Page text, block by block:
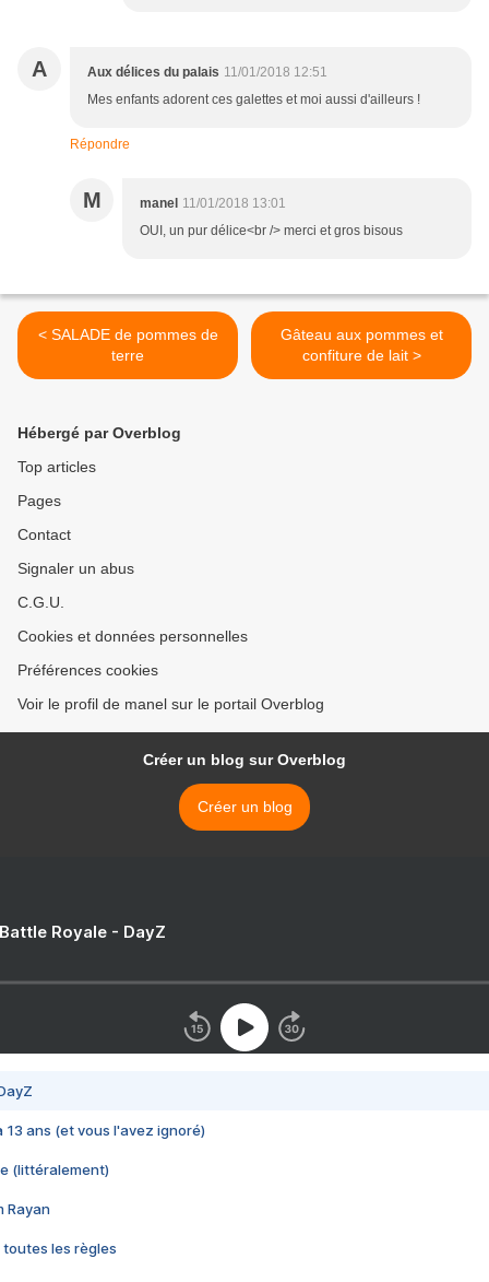
A Aux délices du palais 11/01/2018 12:51
Mes enfants adorent ces galettes et moi aussi d'ailleurs !
Répondre
M manel 11/01/2018 13:01
OUI, un pur délice<br /> merci et gros bisous
< SALADE de pommes de
terre
Gâteau aux pommes et
confiture de lait >
Hébergé par Overblog
Top articles
Pages
Contact
Signaler un abus
C.G.U.
Cookies et données personnelles
Préférences cookies
Voir le profil de manel sur le portail Overblog
Créer un blog sur Overblog
Créer un blog
Royale - DayZ
13 ans (et vous l'avez ignoré)
(littéralement)
Rayan
toutes les règles